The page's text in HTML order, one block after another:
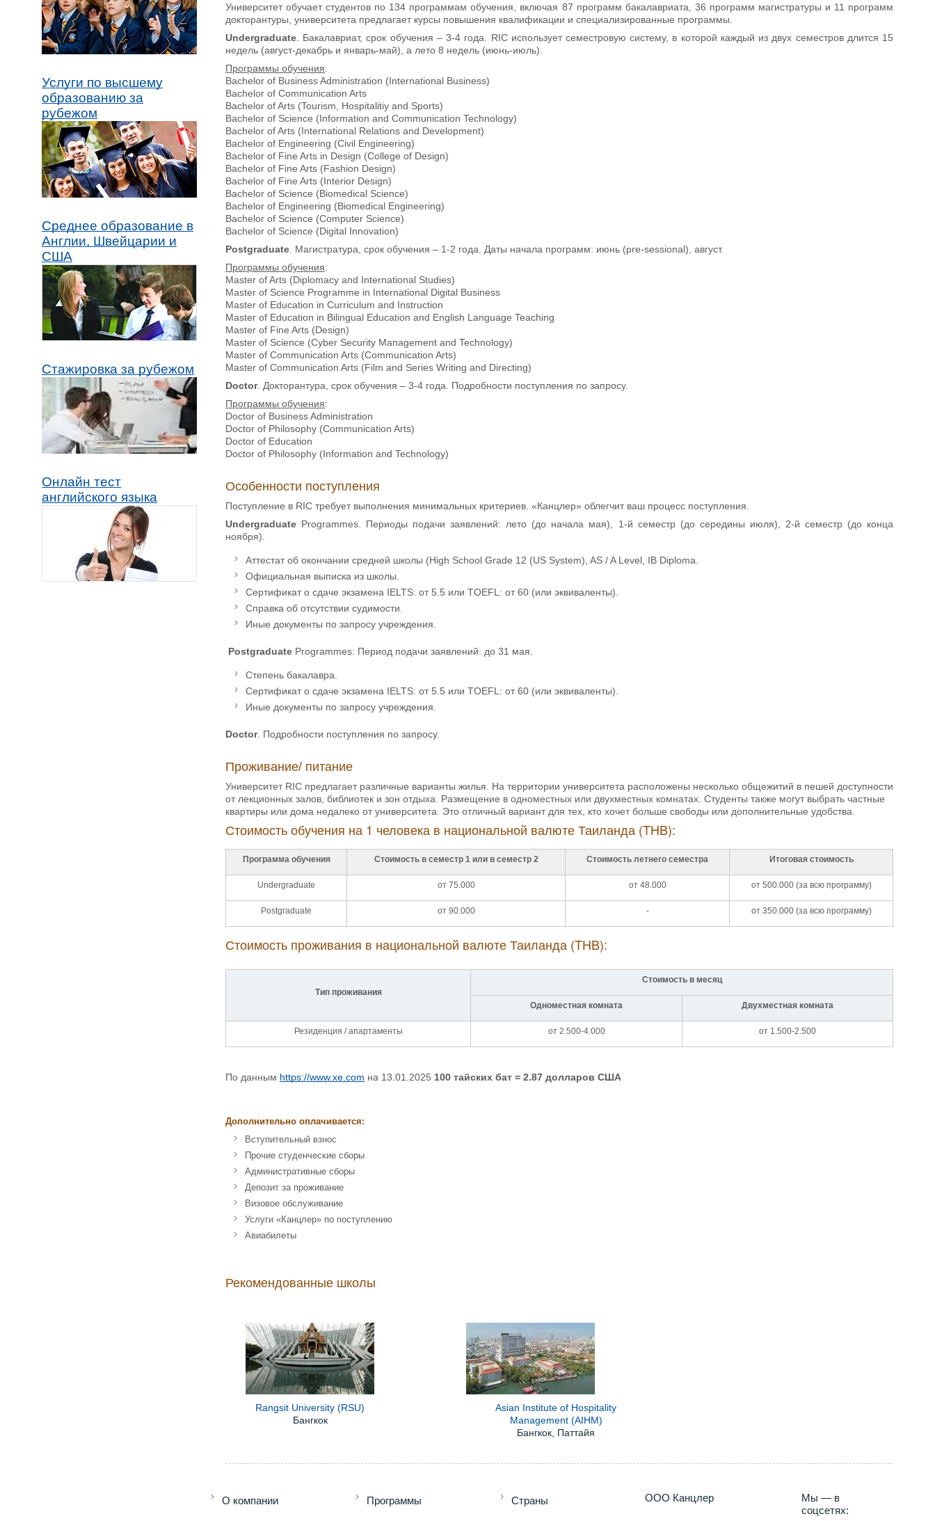
Услуги по высшему
образованию за
рубежом
Среднее образование в
Англии, Швейцарии и
США
Стажировка за рубежом
Онлайн тест
английского языка
Университет обучает студентов по 134 программам обучения, включая 87 программ бакалавриата, 36 программ магистратуры и 11 программ
докторантуры, университета предлагает курсы повышения квалификации и специализированные программы.
Undergraduate . Бакалавриат, срок обучения – 3-4 года. RIC использует семестровую систему, в которой каждый из двух семестров длится 15
недель (август-декабрь и январь-май), а лето 8 недель (июнь-июль).
Программы обучения:
Bachelor of Business Administration (International Business)
Bachelor of Communication Arts
Bachelor of Arts (Tourism, Hospitalitiy and Sports)
Bachelor of Science (Information and Communication Technology)
Bachelor of Arts (International Relations and Development)
Bachelor of Engineering (Civil Engineering)
Bachelor of Fine Arts in Design (College of Design)
Bachelor of Fine Arts (Fashion Design)
Bachelor of Fine Arts (Interior Design)
Bachelor of Science (Biomedical Science)
Bachelor of Engineering (Biomedical Engineering)
Bachelor of Science (Computer Science)
Bachelor of Science (Digital Innovation)
Postgraduate . Магистратура, срок обучения – 1-2 года. Даты начала программ: июнь (pre-sessional), август.
Программы обучения:
Master of Arts (Diplomacy and International Studies)
Master of Science Programme in International Digital Business
Master of Education in Curriculum and Instruction
Master of Education in Bilingual Education and English Language Teaching
Master of Fine Arts (Design)
Master of Science (Cyber Security Management and Technology)
Master of Communication Arts (Communication Arts)
Master of Communication Arts (Film and Series Writing and Directing)
Doctor. Докторантура, срок обучения – 3-4 года. Подробности поступления по запросу.
Программы обучения:
Doctor of Business Administration
Doctor of Philosophy (Communication Arts)
Doctor of Education
Doctor of Philosophy (Information and Technology)
Особенности поступления
Поступление в RIC требует выполнения минимальных критериев. «Канцлер» облегчит ваш процесс поступления.
Undergraduate Programmes. Периоды подачи заявлений: лето (до начала мая), 1-й семестр (до середины июля), 2-й семестр (до конца
ноября).
Аттестат об окончании средней школы (High School Grade 12 (US System), AS / A Level, IB Diploma.
Официальная выписка из школы.
Сертификат о сдаче экзамена IELTS: от 5.5 или TOEFL: от 60 (или эквиваленты).
Справка об отсутствии судимости.
Иные документы по запросу учреждения.
Postgraduate Programmes: Период подачи заявлений: до 31 мая.
Степень бакалавра.
Сертификат о сдаче экзамена IELTS: от 5.5 или TOEFL: от 60 (или эквиваленты).
Иные документы по запросу учреждения.
Doctor. Подробности поступления по запросу.
Проживание/ питание
Университет RIC предлагает различные варианты жилья. На территории университета расположены несколько общежитий в пешей доступности
от лекционных залов, библиотек и зон отдыха. Размещение в одноместных или двухместных комнатах. Студенты также могут выбрать частные
квартиры или дома недалеко от университета. Это отличный вариант для тех, кто хочет больше свободы или дополнительные удобства.
Стоимость обучения на 1 человека в национальной валюте Таиланда (THB):
Программа обучения Стоимость в семестр 1 или в семестр 2 Стоимость летнего семестра Итоговая стоимость
Undergraduate от 75.000 от 48.000 от 500.000 (за всю программу)
Postgraduate от 90.000 - от 350.000 (за всю программу)
Стоимость проживания в национальной валюте Таиланда (THB):
Тип проживания
Стоимость в месяц
Одноместная комната Двухместная комната
Резиденция / апартаменты от 2.500-4.000 от 1.500-2.500
По данным https://www.xe.com на 13.01.2025 100 тайских бат = 2.87 долларов США
Дополнительно оплачивается:
Вступительный взнос
Прочие студенческие сборы
Административные сборы
Депозит за проживание
Визовое обслуживание
Услуги «Канцлер» по поступлению
Авиабилеты
Рекомендованные школы
Rangsit University (RSU)
Бангкок
Asian Institute of Hospitality
Management (AIHM)
Бангкок, Паттайя
+7 (495) 660-35-95
O компании Программы Страны ООО Канцлер
Мы — в
соцсетях: